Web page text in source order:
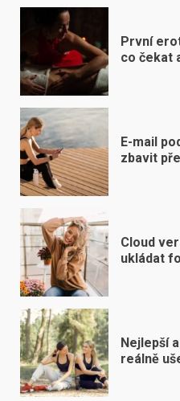
První
co čekat
E-mail
zbavit
Cloud
ukládat
Nejlepší
reálně